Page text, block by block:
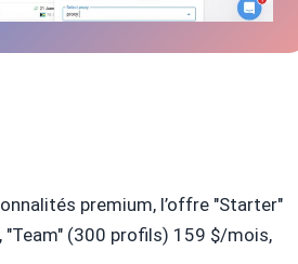
premium, l’offre "Starter"
(300 profils) 159 $/mois,